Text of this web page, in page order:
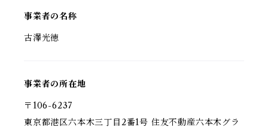
事業者の名称
古澤光徳
事業者の所在地
〒106-6237
東京都港区六本木三丁目2番1号 住友不動産六本木グラ